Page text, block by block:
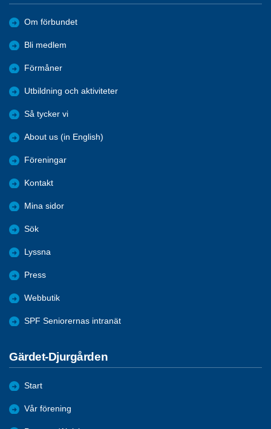
Om förbundet
Bli medlem
Förmåner
Utbildning och aktiviteter
Så tycker vi
About us (in English)
Föreningar
Kontakt
Mina sidor
Sök
Lyssna
Press
Webbutik
SPF Seniorernas intranät
Gärdet-Djurgården
Start
Vår förening